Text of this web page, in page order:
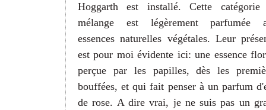
Hoggarth est installé. Cette catégorie
mélange est légèrement parfumée
essences naturelles végétales. Leur
est pour moi évidente ici: une essence
perçue par les papilles, dès les
bouffées, et qui fait penser à un parfum
de rose. A dire vrai, je ne suis pas un